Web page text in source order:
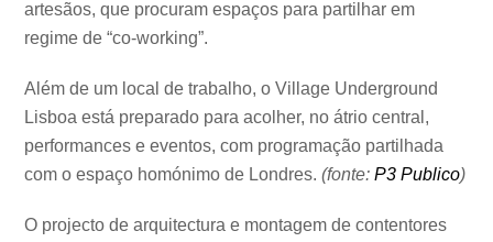
artesãos, que procuram espaços para partilhar em
regime de “co-working”.
Além de um local de trabalho, o Village Underground
Lisboa está preparado para acolher, no átrio central,
performances e eventos, com programação partilhada
com o espaço homónimo de Londres.(fonte:P3 Publico)
O projecto de arquitectura e montagem de contentores